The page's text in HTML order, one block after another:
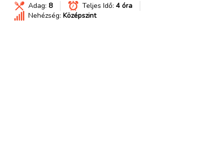
Adag: 8 Teljes Idő: 4 óra
Nehézség: Középszint